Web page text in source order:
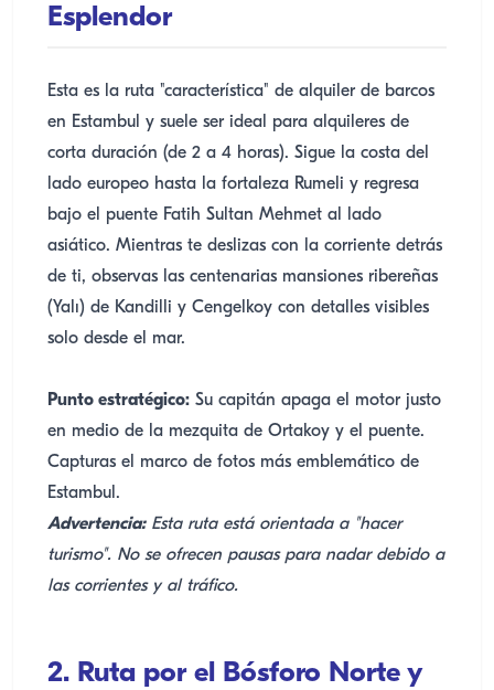
Esplendor
Esta es la ruta "característica" de alquiler de barcos
en Estambul y suele ser ideal para alquileres de
corta duración (de 2 a 4 horas). Sigue la costa del
lado europeo hasta la fortaleza Rumeli y regresa
bajo el puente Fatih Sultan Mehmet al lado
asiático. Mientras te deslizas con la corriente detrás
de ti, observas las centenarias mansiones ribereñas
(Yalı) de Kandilli y Cengelkoy con detalles visibles
solo desde el mar.
Punto estratégico: Su capitán apaga el motor justo
en medio de la mezquita de Ortakoy y el puente.
Capturas el marco de fotos más emblemático de
Estambul.
Advertencia:Esta ruta está orientada a "hacer
turismo". No se ofrecen pausas para nadar debido a
las corrientes y al tráfico.
2. Ruta por el Bósforo Norte y